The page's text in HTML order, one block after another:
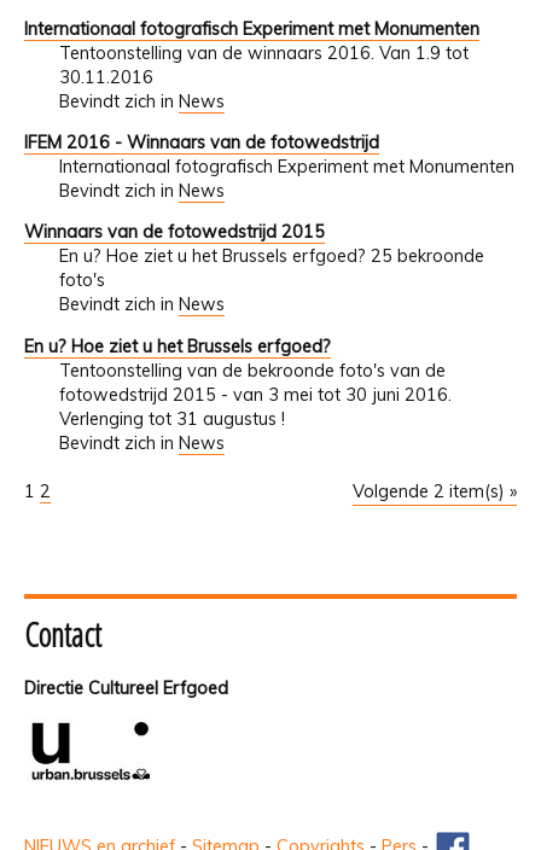
Internationaal fotografisch Experiment met Monumenten
Tentoonstelling van de winnaars 2016. Van 1.9 tot
30.11.2016
Bevindt zich in News
IFEM 2016 - Winnaars van de fotowedstrijd
Internationaal fotografisch Experiment met Monumenten
Bevindt zich in News
Winnaars van de fotowedstrijd 2015
En u? Hoe ziet u het Brussels erfgoed? 25 bekroonde
foto's
Bevindt zich in News
En u? Hoe ziet u het Brussels erfgoed?
Tentoonstelling van de bekroonde foto's van de
fotowedstrijd 2015 - van 3 mei tot 30 juni 2016.
Verlenging tot 31 augustus !
Bevindt zich in News
Volgende 2 item(s) »
1 2
Contact
Directie Cultureel Erfgoed